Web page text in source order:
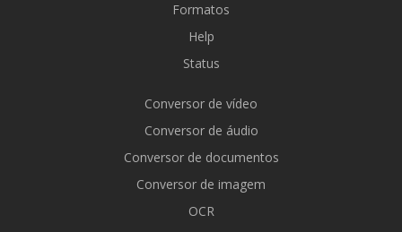
Formatos
Help
Status
Conversor de vídeo
Conversor de áudio
Conversor de documentos
Conversor de imagem
OCR